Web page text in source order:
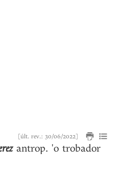
[últ. rev.: 30/06/2022]
antrop. 'o trobador